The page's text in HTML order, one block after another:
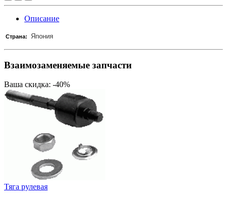
Описание
Страна: Япония
Взаимозаменяемые запчасти
Ваша скидка: -40%
Тяга рулевая